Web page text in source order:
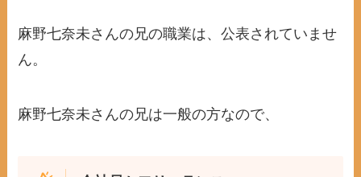
麻野七奈未さんの兄の職業は、公表されていませ
ん。
麻野七奈未さんの兄は一般の方なので、